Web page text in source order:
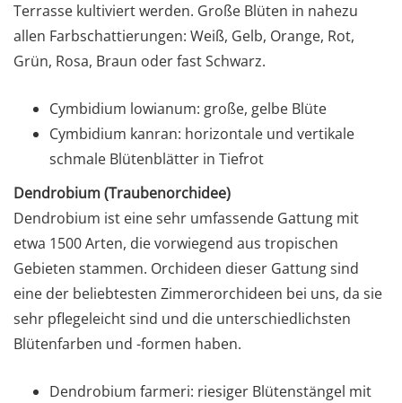
Terrasse kultiviert werden. Große Blüten in nahezu
allen Farbschattierungen: Weiß, Gelb, Orange, Rot,
Grün, Rosa, Braun oder fast Schwarz.
Cymbidium lowianum: große, gelbe Blüte
Cymbidium kanran: horizontale und vertikale
schmale Blütenblätter in Tiefrot
Dendrobium (Traubenorchidee)
Dendrobium ist eine sehr umfassende Gattung mit
etwa 1500 Arten, die vorwiegend aus tropischen
Gebieten stammen. Orchideen dieser Gattung sind
eine der beliebtesten Zimmerorchideen bei uns, da sie
sehr pflegeleicht sind und die unterschiedlichsten
Blütenfarben und -formen haben.
Dendrobium farmeri: riesiger Blütenstängel mit